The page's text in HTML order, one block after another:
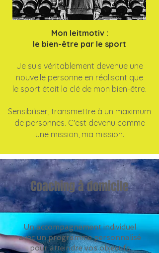
Mon leitmotiv :
le bien-être par le sport
Je suis véritablement devenue une
nouvelle personne en réalisant que
le sport était la clé de mon bien-être.
Sensibiliser, transmettre à un maximum
de personnes. C'est devenu comme
une mission, ma mission.
Coaching à domicile
Un accompagnement individuel
avec un programme personnalisé
pour atteindre vos objectifs